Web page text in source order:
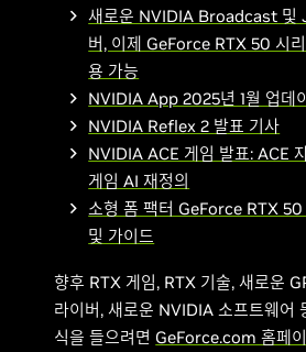
새로운 NVIDIA Broadcast 및
버, 이제 GeForce RTX 50 시
용 가능
NVIDIA App 2025년 1월 업데
NVIDIA Reflex 2 발표 기사
NVIDIA ACE 게임 발표: ACE
게임 AI 재정의
소형 폼 팩터 GeForce RTX 50
및 가이드
향후 RTX 게임, RTX 기술, 새로운
라이버, 새로운 NVIDIA 소프트웨어
식을 들으려면 GeForce.com 홈페